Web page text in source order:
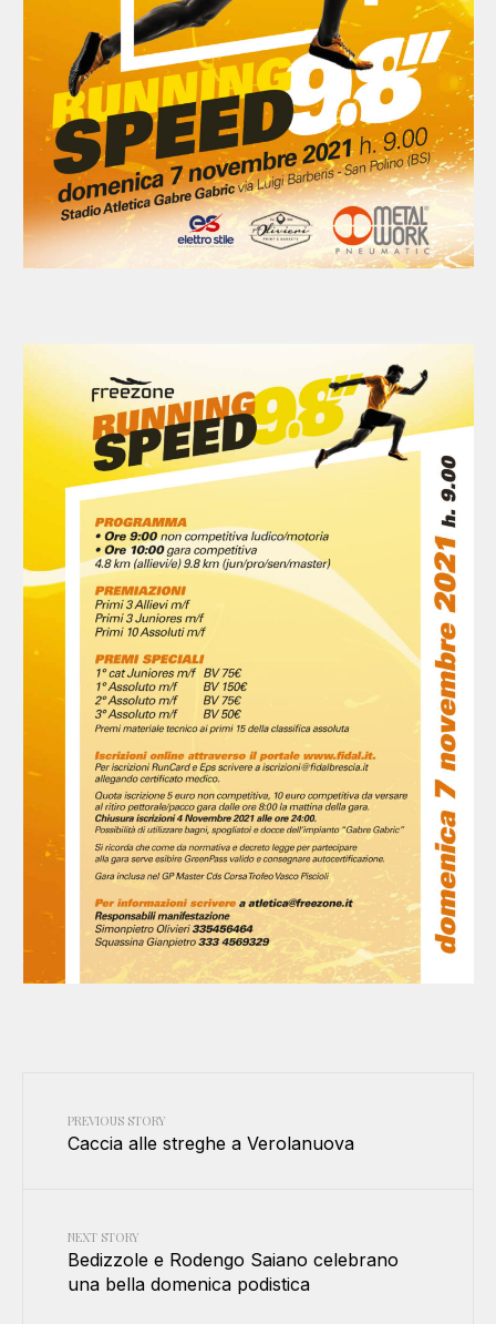
PREVIOUS STORY
Caccia alle streghe a Verolanuova
NEXT STORY
Bedizzole e Rodengo Saiano celebrano
una bella domenica podistica